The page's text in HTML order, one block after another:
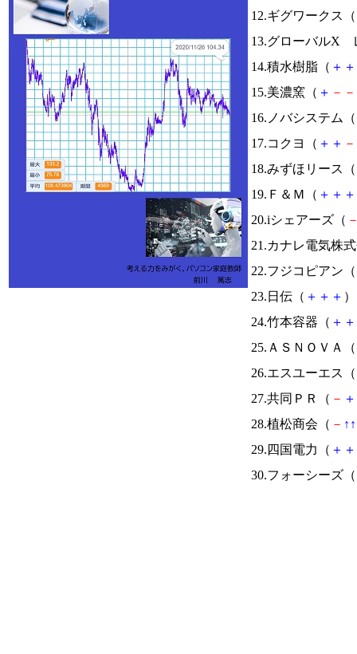
12.ギグワークス（
13.グローバルX
14.積水樹脂（ ＋ ＋
15.美濃窯（ ＋ － －
16.ノバシステム（
17.コクヨ（ ＋ ＋ －
18.みずほリース（
19.Ｆ＆Ｍ（ ＋ ＋ ＋
20.iシェアーズ（
21.カナレ電気株
22.フジコピアン（
23.日伝（ ＋ ＋ ＋
24.竹本容器（ ＋ ＋
25.ＡＳＮＯＶＡ（
26.エスユーエス（
27.共同ＰＲ（ － ＋
28.植松商会（ － ↑ ↑
29.四国電力（ ＋ ＋
30.フォーシーズ（